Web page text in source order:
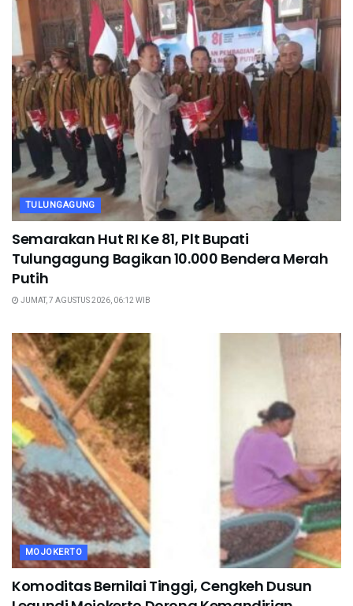
TULUNGAGUNG
Semarakan Hut RI Ke 81, Plt Bupati
Tulungagung Bagikan 10.000 Bendera Merah
Putih
JUMAT, 7 AGUSTUS 2026, 06:12 WIB
MOJOKERTO
Komoditas Bernilai Tinggi, Cengkeh Dusun